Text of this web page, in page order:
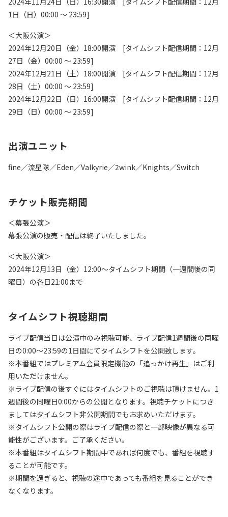
1日（日）00:00 ～ 23:59]
＜大阪公演＞
2024年12月20日（金）18:00開演 [タイムシフト配信期間：12月
27日（金）00:00 ～ 23:59]
2024年12月21日（土）18:00開演 [タイムシフト配信期間：12月
28日（土）00:00 ～ 23:59]
2024年12月22日（日）16:00開演 [タイムシフト配信期間：12月
29日（日）00:00 ～ 23:59]
出演ユニット
fine／流星隊／Eden／Valkyrie／2wink／Knights／Switch
チケット販売期間
＜幕張公演＞
幕張公演の販売・配信は終了いたしました。
＜大阪公演＞
2024年12月13日（金）12:00〜タイムシフト期間（一週間後の同
曜日）の各日21:00まで
タイムシフト視聴期間
ライブ配信当日は公演中のみ視聴可能、ライブ配信1週間後の同曜
日の0:00～23:59の1日間にてタイムシフトを公開致します。
※本番組ではプレミアム会員限定機能の「追っかけ再生」はご利
用いただけません。
※ライブ配信の後すぐにはタイムシフトのご視聴は頂けません。1
週間後の同曜日0:00からの公開となります。視聴チケットにつき
ましてはタイムシフト非公開期間でもお求めいただけます。
※タイムシフト公開の際はライブ配信の際と一部映像が異なる可
能性がございます。ご了承ください。
※本番組はタイムシフト期間中であれば何度でも、番組を視聴す
ることが可能です。
※期間を過ぎると、視聴の途中であっても番組を見ることができ
なくなります。